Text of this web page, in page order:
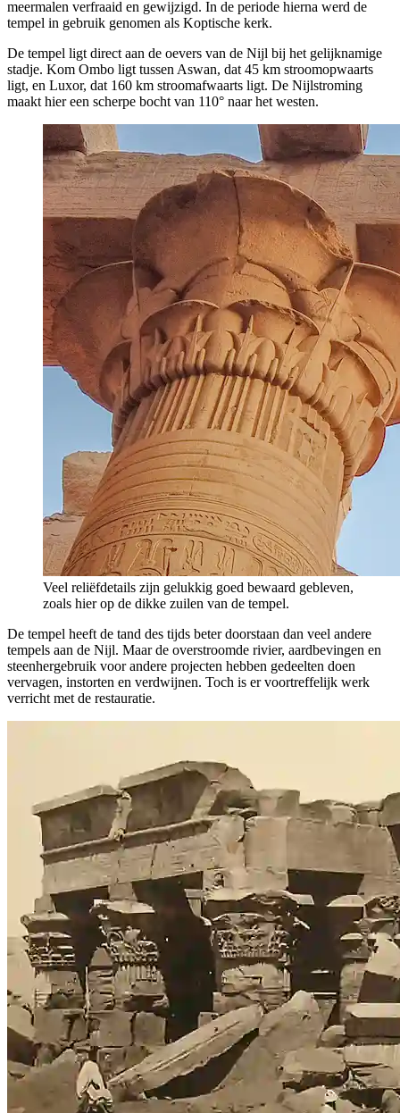
meermalen verfraaid en gewijzigd. In de periode hierna werd de
tempel in gebruik genomen als Koptische kerk.
De tempel ligt direct aan de oevers van de Nijl bij het gelijknamige
stadje. Kom Ombo ligt tussen Aswan, dat 45 km stroomopwaarts
ligt, en Luxor, dat 160 km stroomafwaarts ligt. De Nijlstroming
maakt hier een scherpe bocht van 110° naar het westen.
Veel reliëfdetails zijn gelukkig goed bewaard gebleven,
zoals hier op de dikke zuilen van de tempel.
De tempel heeft de tand des tijds beter doorstaan dan veel andere
tempels aan de Nijl. Maar de overstroomde rivier, aardbevingen en
steenhergebruik voor andere projecten hebben gedeelten doen
vervagen, instorten en verdwijnen. Toch is er voortreffelijk werk
verricht met de restauratie.